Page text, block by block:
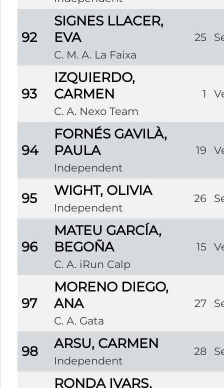
92
SIGNES LLACER,
EVA
C. M. A. La Faixa
25
93
IZQUIERDO,
CARMEN
C. A. Nexo Team
1
94
FORNÉS GAVILÀ,
PAULA
Independent
19
95 WIGHT, OLIVIA
Independent
26
96
MATEU GARCÍA,
BEGOÑA
C. A. iRun Calp
15
97
MORENO DIEGO,
ANA
C. A. Gata
27
98 ARSU, CARMEN
Independent
28
RONDA IVARS,